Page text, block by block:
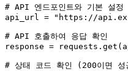
# API 엔드포인트와 기본 설정
api_url =
"https://
# API 호출하여 응답 확인
response =
# 상태 코드 확인 (200이면 성